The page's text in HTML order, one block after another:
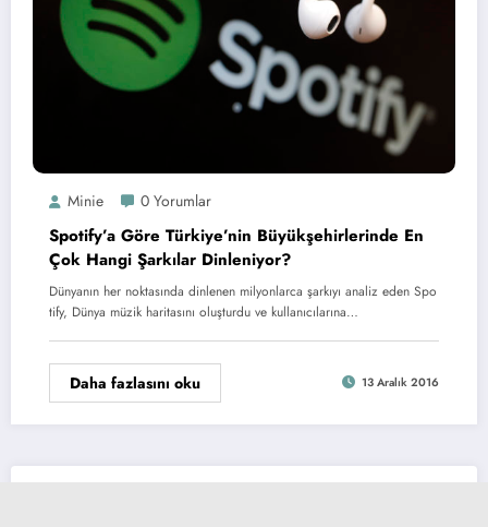
Minie 0 Yorumlar
Spotify’a Göre Türkiye’nin Büyükşehirlerinde En
Çok Hangi Şarkılar Dinleniyor?
Dünyanın her noktasında dinlenen milyonlarca şarkıyı analiz eden Spo
tify, Dünya müzik haritasını oluşturdu ve kullanıcılarına…
Daha fazlasını oku 13 Aralık 2016